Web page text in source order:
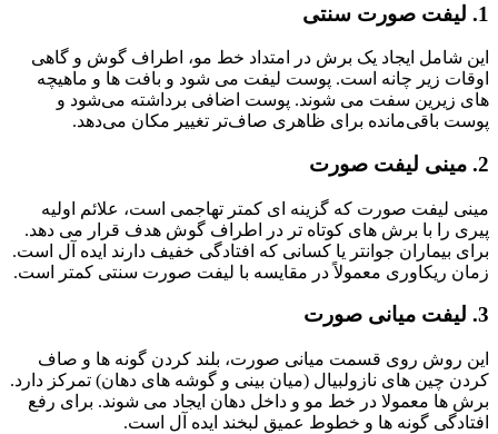
1. لیفت صورت سنتی
این شامل ایجاد یک برش در امتداد خط مو، اطراف گوش و گاهی
اوقات زیر چانه است. پوست لیفت می شود و بافت ها و ماهیچه
های زیرین سفت می شوند. پوست اضافی برداشته می‌شود و
پوست باقی‌مانده برای ظاهری صاف‌تر تغییر مکان می‌دهد.
2. مینی لیفت صورت
مینی لیفت صورت که گزینه ای کمتر تهاجمی است، علائم اولیه
پیری را با برش های کوتاه تر در اطراف گوش هدف قرار می دهد.
برای بیماران جوانتر یا کسانی که افتادگی خفیف دارند ایده آل است.
زمان ریکاوری معمولاً در مقایسه با لیفت صورت سنتی کمتر است.
3. لیفت میانی صورت
این روش روی قسمت میانی صورت، بلند کردن گونه ها و صاف
کردن چین های نازولبیال (میان بینی و گوشه های دهان) تمرکز دارد.
برش ها معمولا در خط مو و داخل دهان ایجاد می شوند. برای رفع
افتادگی گونه ها و خطوط عمیق لبخند ایده آل است.